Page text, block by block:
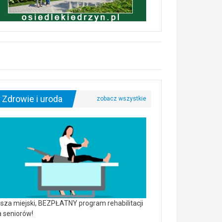
Zdrowie i uroda
miejski, BEZPŁATNY program rehabilitacji
seniorów!